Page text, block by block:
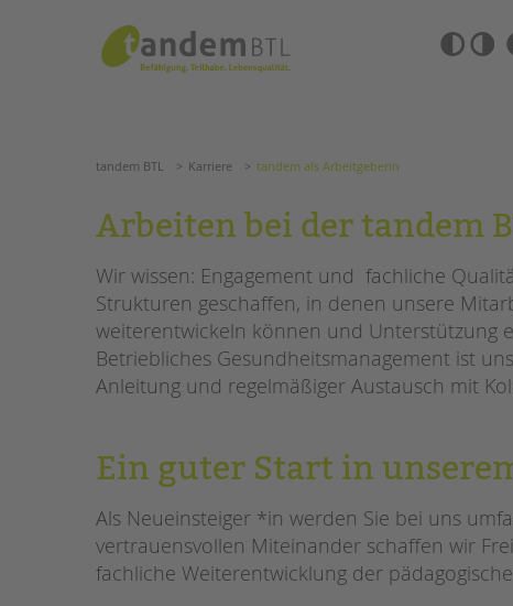
Barrierefrei-
Einstellungen
überspringen
ANGEBOTE
SCHULE & GANZTAG
Grundschulen
Oberschulen
Förderzentren
Schulbezogene Sozialarbeit
Tagesgruppen
EINGLIEDERUNGSHILFE
BETREUTES WOHNEN
Seminarkalender
STADTTEILARBEIT
tandem BTL Karriere
tandem BTL Karriere tandem als Arbeitgeberin
Arbeiten bei der tandem
Wir wissen: Engagement und fachliche
Strukturen geschaffen, in denen unsere
weiterentwickeln können und Unterstützung
Betriebliches Gesundheitsmanagement ist
Anleitung und regelmäßiger Austausch mit
Ein guter Start in
Als Neueinsteiger *in werden Sie bei uns
vertrauensvollen Miteinander schaffen wir
fachliche Weiterentwicklung der